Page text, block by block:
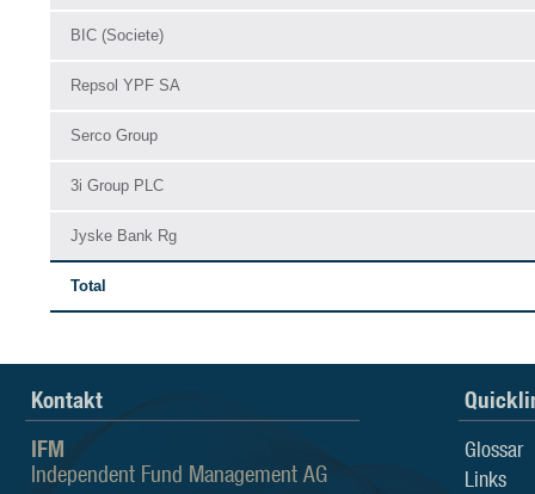
BIC (Societe)
Repsol YPF SA
Serco Group
3i Group PLC
Jyske Bank Rg
Total
Kontakt
IFM
Independent Fund Management AG
Glossar
Links